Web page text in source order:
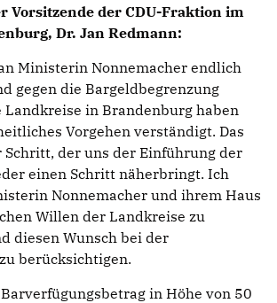
Vorsitzende der CDU-Fraktion im
Dr. Jan Redmann:
Ministerin Nonnemacher endlich
gegen die Bargeldbegrenzung
Landkreise in Brandenburg haben
Vorgehen verständigt. Das
der uns der Einführung der
einen Schritt näherbringt. Ich
Nonnemacher und ihrem Haus
Willen der Landkreise zu
diesen Wunsch bei der
berücksichtigen.
in Höhe von 50